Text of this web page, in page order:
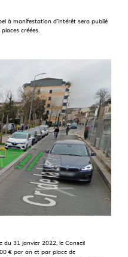
à manifestation d’intérêt sera publié
créées.
31 janvier 2022, le Conseil
€ par an et par place de